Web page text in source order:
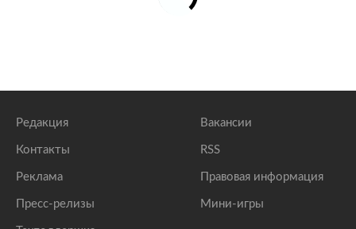
Редакция
Контакты
Реклама
Пресс-релизы
Вакансии
RSS
Правовая информация
Мини-игры